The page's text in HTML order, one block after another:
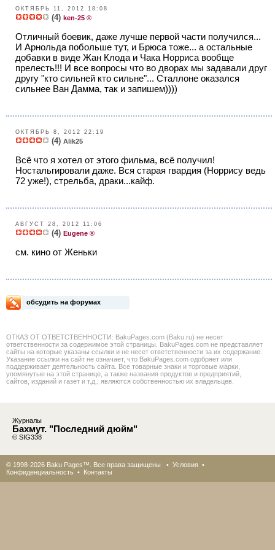
ОКТЯБРЬ 11, 2012 18:08
(4) ken-25 ®
Отличный боевик, даже лучше первой части получился...
И Арнольда побольше тут, и Брюса тоже... а остальные
добавки в виде Жан Клода и Чака Норриса вообще
прелесть!!! И все вопросы что во дворах мы задавали друг
другу "кто сильней кто сильне"... Сталлоне оказался
сильнее Ван Дамма, так и запишем))))
ОКТЯБРЬ 8, 2012 22:19
(4) Alik25
Всё что я хотел от этого фильма, всё получил!
Ностальгировали даже. Вся старая гвардия (Норрису ведь
72 уже!), стрельба, драки...кайф.
АВГУСТ 28, 2012 11:06
(4) Eugene ®
см. кино от Женьки
обсудить на форумах
ОТКАЗ ОТ ОТВЕТСТВЕННОСТИ: BakuPages.com (Baku.ru) не несет
ответственности за содержимое этой страницы. BakuPages.com не представляет
сайты на которые указаны ссылки и не несет ответственности за их содержание.
Указание ссылки на сайт не означает, что BakuPages.com одобряет или
поддерживает деятельность сайта. Все товарные знаки и торговые марки,
упомянутые на этой странице, а также названия продуктов и предприятий,
сайтов, изданий и газет и т.д., являются собственностью их владельцев.
Журналы
Бахмут. "Последний дюйм"
© SIG338
© 1998-2026 Baku Pages™. Все права защищены • Условия •
Конфиденциальность • Контакты